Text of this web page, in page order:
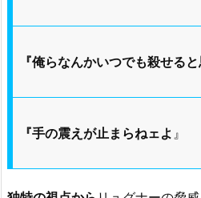
『俺らなんかいつでも殺せる
『手の震えが止まらねェよ 』